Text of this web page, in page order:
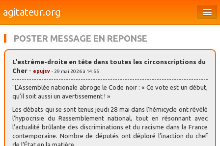
agitateur.org
Bourges & le Cher
Société
Culture
Médias
Dossiers
Brèves
POSTER MESSAGE EN REPONSE
L’extrême-droite en tête dans toutes les circonscriptions du
Cher - epujsv - 29 mai 2026 à 14:55
"L’Assemblée nationale abroge le Code noir : « Ce vote est un début,
qu’il soit aussi un avertissement ! »
Les débats qui se sont tenus jeudi 28 mai dans l’hémicycle ont révélé
l’hypocrisie du Rassemblement national, tout en résonnant avec
l’actualité brûlante des discriminations et du racisme dans la France
contemporaine. Nombre de députés ont déploré l’inaction du chef
de l’État en la matière.